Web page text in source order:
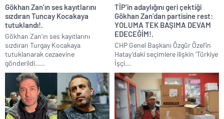
Gökhan Zan’ın ses kayıtlarını
sızdıran Tuncay Kocakaya
tutuklandı!.
Gökhan Zan‘ın ses kayıtlarını
sızdıran Turgay Kocakaya
tutuklanarak cezaevine
gönderildi.....
TİP’in adaylığını geri çektiği
Gökhan Zan’dan partisine rest:
YOLUMA TEK BAŞIMA DEVAM
EDECEĞİM!.
CHP Genel Başkanı Özgür Özel’in
Hatay’daki seçimlere ilişkin ‘Türkiye
İşçi...